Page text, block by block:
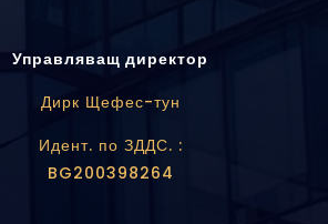
Управляващ директор
Дирк Щефес-тун
Идент. по ЗДДС. :
BG200398264